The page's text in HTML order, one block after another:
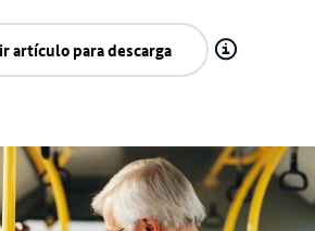
artículo para descarga